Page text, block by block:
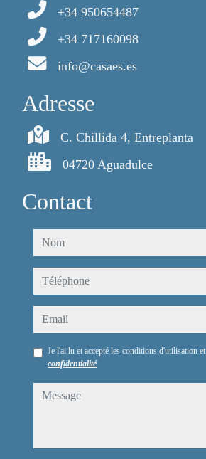
+34 950654487
+34 717160098
info@casaes.es
Adresse
C. Chillida 4, Entreplanta
04720 Aguadulce
Contact
nom
téléphone
email
Je l'ai lu et accepté les conditions d'utilisation et
confidentialité
message